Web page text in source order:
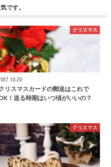
です。
クリスマス
リスマスカードの郵送はこれで
！送る時期はいつ頃がいいの？
クリスマス